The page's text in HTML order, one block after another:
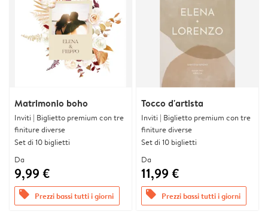
Matrimonio boho
Inviti | Biglietto premium con tre
finiture diverse
Set di 10 biglietti
Da
9,99 €
offers Prezzi bassi tutti i giorni
Tocco d'artista
Inviti | Biglietto premium con tre
finiture diverse
Set di 10 biglietti
Da
11,99 €
offers Prezzi bassi tutti i giorni